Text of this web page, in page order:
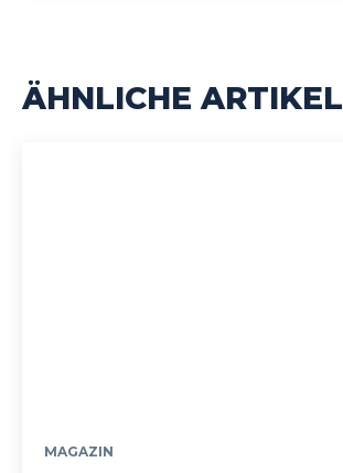
ÄHNLICHE ARTIKEL
MAGAZIN